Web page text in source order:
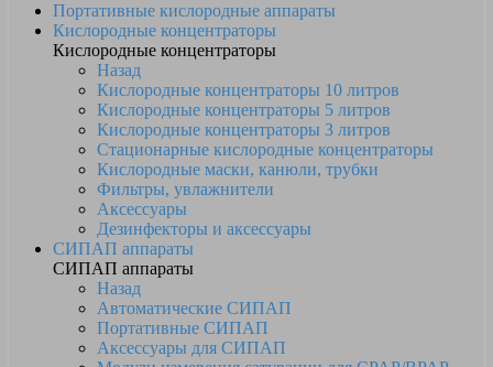
Портативные кислородные аппараты
Кислородные концентраторы
Кислородные концентраторы
Назад
Кислородные концентраторы 10 литров
Кислородные концентраторы 5 литров
Кислородные концентраторы 3 литров
Стационарные кислородные концентраторы
Кислородные маски, канюли, трубки
Фильтры, увлажнители
Аксессуары
Дезинфекторы и аксессуары
СИПАП аппараты
СИПАП аппараты
Назад
Автоматические СИПАП
Портативные СИПАП
Аксессуары для СИПАП